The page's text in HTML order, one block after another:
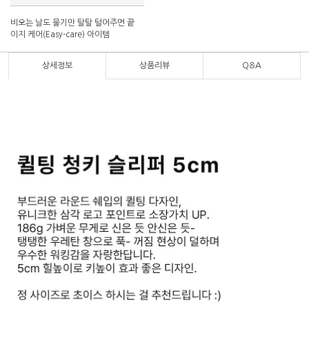
비오는 날도 물기만 탈탈 털어주면 끝
이지 케어(Easy-care) 아이템
상세정보 상품리뷰 Q&A